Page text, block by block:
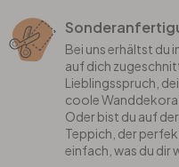
Bei uns erhältst du
auf dich
Lieblingsspruch,
coole
Oder bist du auf
Teppich, der
einfach, was du dir